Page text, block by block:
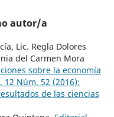
autor/a
Lic. Regla Dolores
del Carmen Mora
sobre la economía
12 Núm. 52 (2016):
de las ciencias